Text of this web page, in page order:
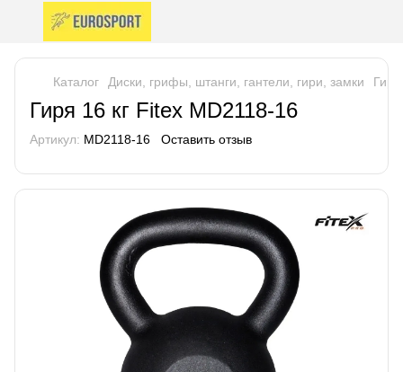
Каталог Диски, грифы, штанги, гантели, гири, замки Гири
Гиря 16 кг Fitex MD2118-16
Артикул: MD2118-16 Оставить отзыв